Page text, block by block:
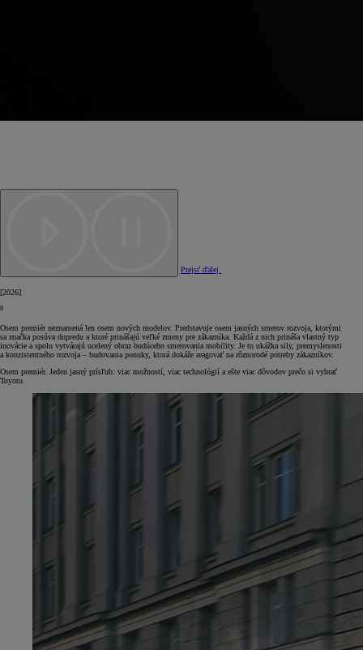
Prejsť ďalej
[2026]
8
Osem premiér neznamená len osem nových modelov. Predstavuje osem jasných smerov rozvoja, ktorými
sa značka posúva dopredu a ktoré prinášajú veľké zmeny pre zákazníka. Každá z nich prináša vlastný typ
inovácie a spolu vytvárajú ucelený obraz budúceho smerovania mobility. Je to ukážka sily, premyslenosti
a konzistentného rozvoja – budovania ponuky, ktorá dokáže reagovať na rôznorodé potreby zákazníkov.
Osem premiér. Jeden jasný prísľub: viac možností, viac technológií a ešte viac dôvodov prečo si vybrať
Toyotu.